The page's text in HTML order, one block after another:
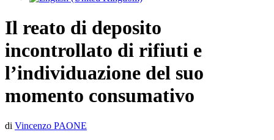
Il reato di deposito
incontrollato di rifiuti e
l’individuazione del suo
momento consumativo
di Vincenzo PAONE